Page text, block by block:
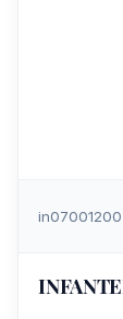
in07001200